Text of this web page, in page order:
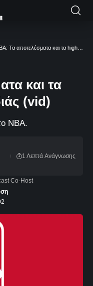
Τα αποτελέσματα και τα highlights της βραδιάς (vid)
και τα
(vid)
NBA.
Co-Host
1 Λεπτά Aνάγνωσης